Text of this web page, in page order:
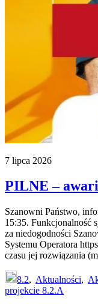
7 lipca 2026
PILNE –
Szanowni Państwo,
15:35. Funkcjonalność
za niedogodności
Systemu Operatora
czasu jej rozwiązania
8.2, Aktualności,
projekcie 8.2.A